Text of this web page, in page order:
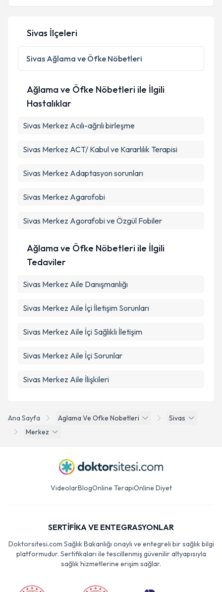
Kişisel verilerimin işlenmesine ilişkinAydınlatma
Metni
'ni okudum ve kişisel verilerimin belirtilen
kapsamda işlenmesini kabul ediyorum.
Takvim Talebini Gönder
Ana Sayfa Aglama Ve Ofke Nobetleri
Sivas
Merkez
Sivas İlçeleri
Sivas Ağlama ve Öfke Nöbetleri
Ağlama ve Öfke Nöbetleri ile İlgili
Hastalıklar
Sivas Merkez Acılı-ağrılı birleşme
Sivas Merkez ACT/ Kabul ve Kararlılık Terapisi
Sivas Merkez Adaptasyon sorunları
Sivas Merkez Agarofobi
Sivas Merkez Agorafobi ve Özgül Fobiler
Ağlama ve Öfke Nöbetleri ile İlgili
Tedaviler
Sivas Merkez Aile Danışmanlığı
Sivas Merkez Aile İçi İletişim Sorunları
Sivas Merkez Aile İçi Sağlıklı İletişim
Sivas Merkez Aile İçi Sorunlar
Sivas Merkez Aile İlişkileri
VideolarBlogOnline TerapiOnline Diyet
SERTİFİKA VE ENTEGRASYONLAR
Doktorsitesi.com Sağlık Bakanlığı onaylı ve entegreli bir sağlık bilgi
platformudur. Sertifikaları ile tescillenmiş güvenilir altyapısıyla
sağlık hizmetlerine erişim sağlar.